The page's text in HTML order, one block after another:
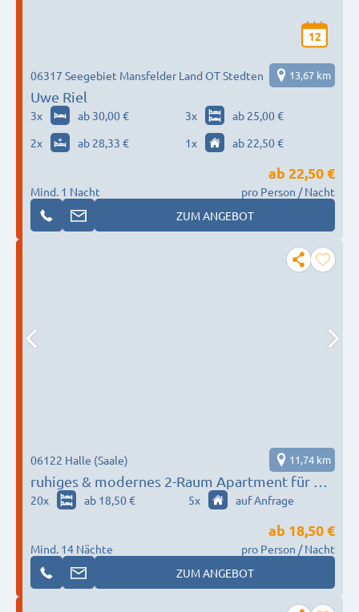
12
Uwe Riel
06317 Seegebiet Mansfelder Land OT Stedten 13,67 km
3x ab 30,00 € 3x
ab 25,00 €
2x ab 28,33 € 1x ab 22,50 €
Mind. 1 Nacht
ab 22,50 €
pro Person / Nacht
ZUM ANGEBOT
ruhiges & modernes 2-Raum Apartment für 4
Personen
06122 Halle (Saale) 11,74 km
20x ab 18,50 € 5x auf Anfrage
Mind. 14 Nächte
ab 18,50 €
pro Person / Nacht
ZUM ANGEBOT